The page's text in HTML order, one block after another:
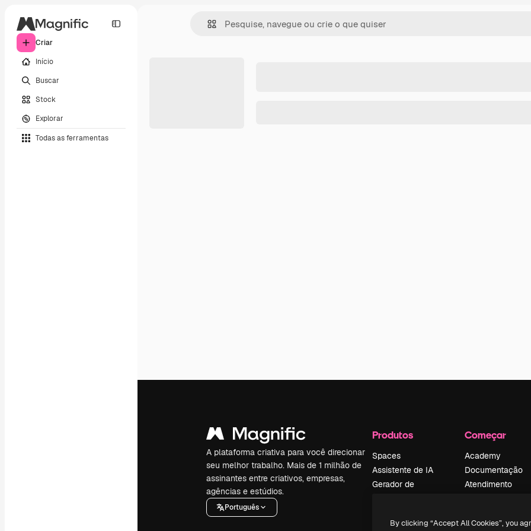
Criar
Início
Buscar
Stock
Explorar
Todas as ferramentas
A plataforma criativa para você direcionar
seu melhor trabalho. Mais de 1 milhão de
assinantes entre criativos, empresas,
agências e estúdios.
Português
Produtos
Spaces
Assistente de IA
Gerador de
Texto para voz
Começar
Academy
Documentação
Atendimento
Política de
By clicking “Accept All Cookies”, you